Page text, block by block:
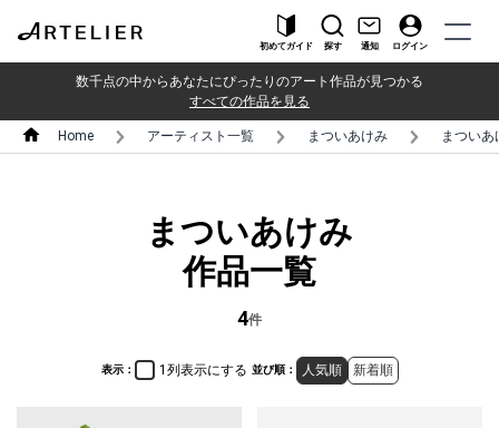
初めてガイド 探す 通知 ログイン
数千点の中からあなたにぴったりのアート作品が見つかる
すべての作品を見る
Home アーティスト一覧 まついあけみ まつい
まついあけみ
作品一覧
4件
表示： 1列表示にする 並び順： 人気順 新着順